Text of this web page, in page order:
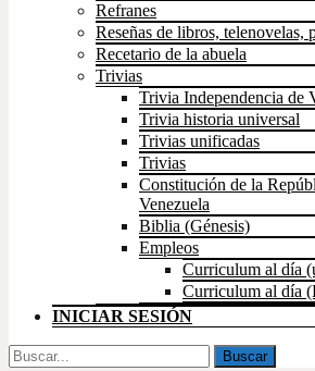
Refranes
Reseñas de libros, telenovelas,
Recetario de la abuela
Trivias
Trivia Independencia de
Trivia historia universal
Trivias unificadas
Trivias
Constitución de la
Venezuela
Biblia (Génesis)
Empleos
Curriculum al día
Curriculum al día
INICIAR SESIÓN
Buscar